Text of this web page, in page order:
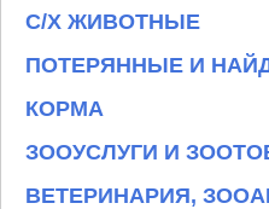
С/Х ЖИВОТНЫЕ
ПОТЕРЯННЫЕ И
КОРМА
ЗООУСЛУГИ И
ВЕТЕРИНАРИЯ,